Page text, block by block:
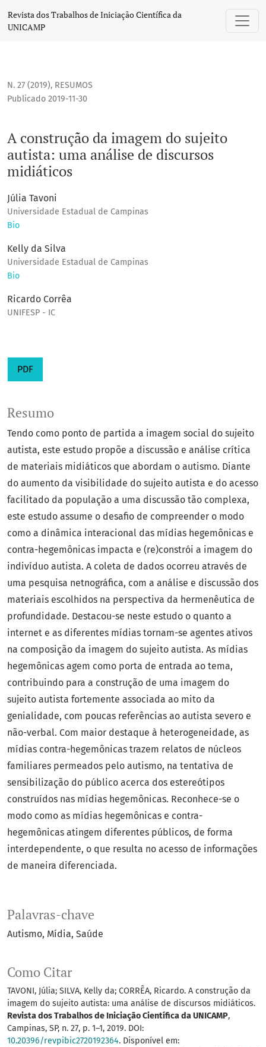
A construção da imagem do sujeito autista: uma análise
Revista dos Trabalhos de Iniciação Científica da
UNICAMP
N. 27 (2019), RESUMOS
A construção da imagem do sujeito
autista: uma análise de discursos
midiáticos
Publicado 2019-11-30
Júlia Tavoni
Universidade Estadual de Campinas
Bio
Kelly da Silva
Universidade Estadual de Campinas
Bio
Ricardo Corrêa
UNIFESP - IC
PDF
Palavras-chave
Autismo Mídia Saúde
Como Citar
TAVONI, Júlia; SILVA, Kelly da; CORRÊA, Ricardo. A construção da
imagem do sujeito autista: uma análise de discursos midiáticos.
Revista dos Trabalhos de Iniciação Científica da UNICAMP,
Campinas, SP, n. 27, p. 1–1, 2019. DOI:
10.20396/revpibic2720192364. Disponível em:
Resumo
Tendo como ponto de partida a imagem social do sujeito
autista, este estudo propõe a discussão e análise crítica
de materiais midiáticos que abordam o autismo. Diante
do aumento da visibilidade do sujeito autista e do acesso
facilitado da população a uma discussão tão complexa,
este estudo assume o desafio de compreender o modo
como a dinâmica interacional das mídias hegemônicas e
contra-hegemônicas impacta e (re)constrói a imagem do
indivíduo autista. A coleta de dados ocorreu através de
uma pesquisa netnográfica, com a análise e discussão dos
materiais escolhidos na perspectiva da hermenêutica de
profundidade. Destacou-se neste estudo o quanto a
internet e as diferentes mídias tornam-se agentes ativos
na composição da imagem do sujeito autista. As mídias
hegemônicas agem como porta de entrada ao tema,
contribuindo para a construção de uma imagem do
sujeito autista fortemente associada ao mito da
genialidade, com poucas referências ao autista severo e
não-verbal. Com maior destaque à heterogeneidade, as
mídias contra-hegemônicas trazem relatos de núcleos
familiares permeados pelo autismo, na tentativa de
sensibilização do público acerca dos estereótipos
construídos nas mídias hegemônicas. Reconhece-se o
modo como as mídias hegemônicas e contra-
hegemônicas atingem diferentes públicos, de forma
interdependente, o que resulta no acesso de informações
de maneira diferenciada.